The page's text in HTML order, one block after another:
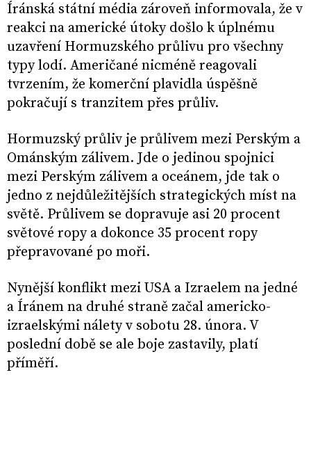
Íránská státní média zároveň informovala, že v
reakci na americké útoky došlo k úplnému
uzavření Hormuzského průlivu pro všechny
typy lodí. Američané nicméně reagovali
tvrzením, že komerční plavidla úspěšně
pokračují s tranzitem přes průliv.
Hormuzský průliv je průlivem mezi Perským a
Ománským zálivem. Jde o jedinou spojnici
mezi Perským zálivem a oceánem, jde tak o
jedno z nejdůležitějších strategických míst na
světě. Průlivem se dopravuje asi 20 procent
světové ropy a dokonce 35 procent ropy
přepravované po moři.
Nynější konflikt mezi USA a Izraelem na jedné
a Íránem na druhé straně začal americko-
izraelskými nálety v sobotu 28. února. V
poslední době se ale boje zastavily, platí
příměří.